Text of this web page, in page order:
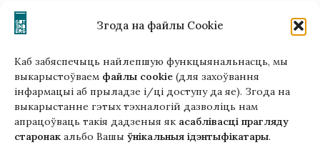
Згода на файлы Cookie
Каб забяспечыць найлепшую функцыянальнасць, мы
выкарыстоўваем файлы cookie (для захоўвання
інфармацыі аб прыладзе і/ці доступу да яе). Згода на
выкарыстанне гэтых тэхналогій дазволіць нам
апрацоўваць такія дадзеныя як асаблівасці прагляду
старонак альбо Вашы ўнікальныя ідэнтыфікатары.
Гэтая версія сайта створана
ў рамках праекта ArtPower
з падтрымкай Еўрапейскага Саюзу
Napisz do nas!